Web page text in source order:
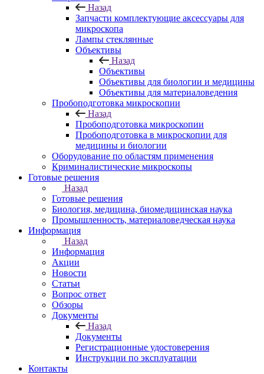
Назад
Запчасти комплектующие аксессуары для
микроскопа
Лампы стеклянные
Объективы
Назад
Объективы
Объективы для биологии и медицины
Объективы для материаловедения
Пробоподготовка микроскопии
Назад
Пробоподготовка микроскопии
Пробоподготовка в микроскопии для
медицины и биологии
Оборудование по областям применения
Криминалистические микроскопы
Готовые решения
Назад
Готовые решения
Биология, медицина, биомедицинская наука
Промышленность, материаловедческая наука
Информация
Назад
Информация
Акции
Новости
Статьи
Вопрос ответ
Обзоры
Документы
Назад
Документы
Регистрационные удостоверения
Инструкции по эксплуатации
Контакты